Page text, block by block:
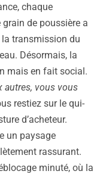
chaque
de poussière a
transmission du
Désormais, la
mais en fait social.
autres, vous vous
restiez sur le qui-
d’acheteur.
un paysage
rassurant.
minuté, où la